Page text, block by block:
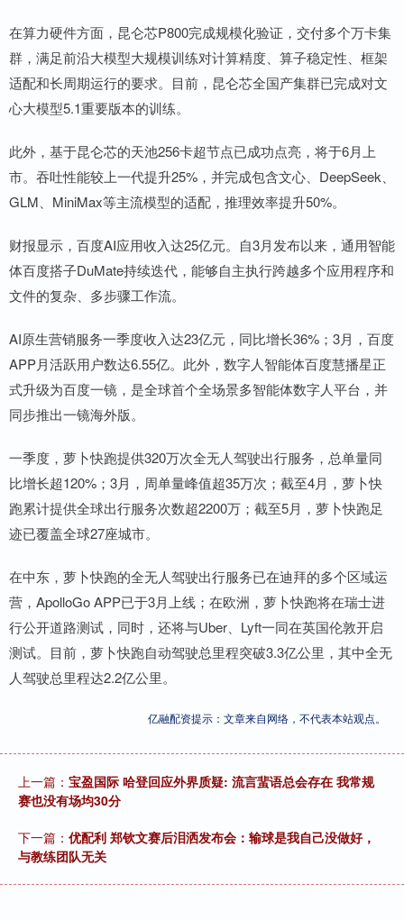
在算力硬件方面，昆仑芯P800完成规模化验证，交付多个万卡集
群，满足前沿大模型大规模训练对计算精度、算子稳定性、框架
适配和长周期运行的要求。目前，昆仑芯全国产集群已完成对文
心大模型5.1重要版本的训练。
此外，基于昆仑芯的天池256卡超节点已成功点亮，将于6月上
市。吞吐性能较上一代提升25%，并完成包含文心、DeepSeek、
GLM、MiniMax等主流模型的适配，推理效率提升50%。
财报显示，百度AI应用收入达25亿元。自3月发布以来，通用智能
体百度搭子DuMate持续迭代，能够自主执行跨越多个应用程序和
文件的复杂、多步骤工作流。
AI原生营销服务一季度收入达23亿元，同比增长36%；3月，百度
APP月活跃用户数达6.55亿。此外，数字人智能体百度慧播星正
式升级为百度一镜，是全球首个全场景多智能体数字人平台，并
同步推出一镜海外版。
一季度，萝卜快跑提供320万次全无人驾驶出行服务，总单量同
比增长超120%；3月，周单量峰值超35万次；截至4月，萝卜快
跑累计提供全球出行服务次数超2200万；截至5月，萝卜快跑足
迹已覆盖全球27座城市。
在中东，萝卜快跑的全无人驾驶出行服务已在迪拜的多个区域运
营，ApolloGo APP已于3月上线；在欧洲，萝卜快跑将在瑞士进
行公开道路测试，同时，还将与Uber、Lyft一同在英国伦敦开启
测试。目前，萝卜快跑自动驾驶总里程突破3.3亿公里，其中全无
人驾驶总里程达2.2亿公里。
亿融配资提示：文章来自网络，不代表本站观点。
上一篇： 宝盈国际 哈登回应外界质疑: 流言蜚语总会存在 我常规
赛也没有场均30分
下一篇： 优配利 郑钦文赛后泪洒发布会：输球是我自己没做好，
与教练团队无关